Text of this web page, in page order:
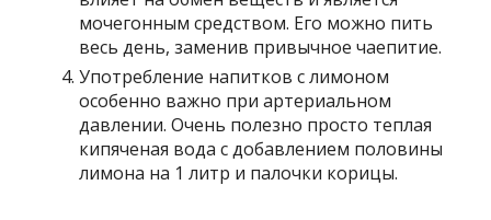
мочегонным средством. Его можно пить
весь день, заменив привычное чаепитие.
Употребление напитков с лимоном
особенно важно при артериальном
давлении. Очень полезно просто теплая
кипяченая вода с добавлением половины
лимона на 1 литр и палочки корицы.